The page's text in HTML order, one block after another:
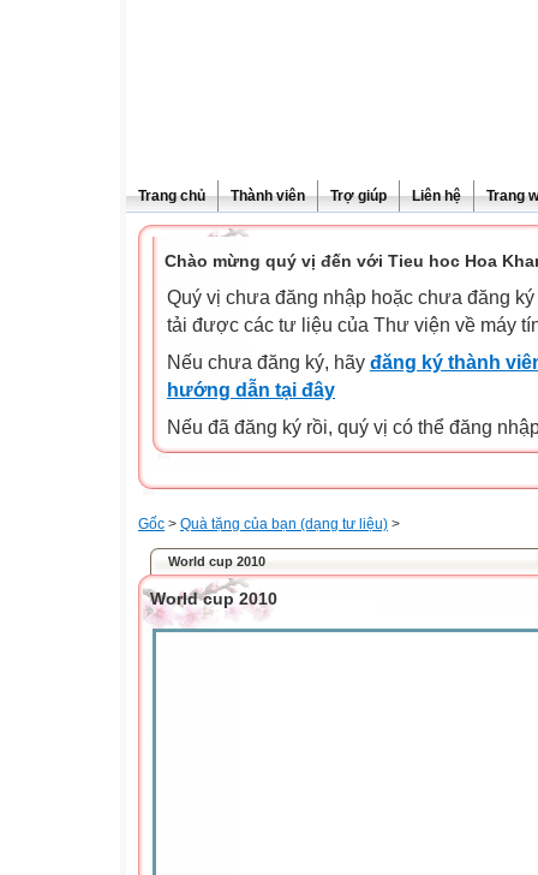
Trang chủ Thành viên Trợ giúp Liên hệ Trang
Chào mừng quý vị đến với Tieu hoc Hoa
Quý vị chưa đăng nhập hoặc chưa đăng
tải được các tư liệu của Thư viện về máy
Nếu chưa đăng ký, hãy đăng ký thành
hướng dẫn tại đây
Nếu đã đăng ký rồi, quý vị có thể đăng
Gốc > Quà tặng của bạn (dạng tư liệu) >
World cup 2010
World cup 2010